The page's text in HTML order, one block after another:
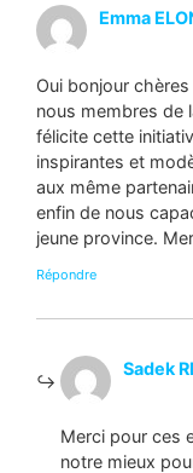
Emma
Oui bonjour
nous membres de
félicite cette
inspirantes et
aux même
enfin de nous
jeune province.
Répondre
Sadek
Merci pour ces
notre mieux